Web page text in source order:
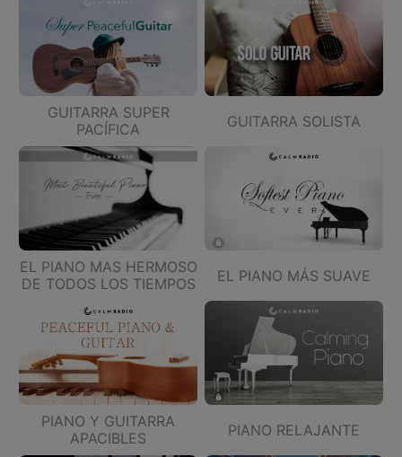
GUITARRA SUPER
PACÍFICA
GUITARRA SOLISTA
EL PIANO MAS HERMOSO
DE TODOS LOS TIEMPOS
EL PIANO MÁS SUAVE
PIANO Y GUITARRA
APACIBLES
PIANO RELAJANTE